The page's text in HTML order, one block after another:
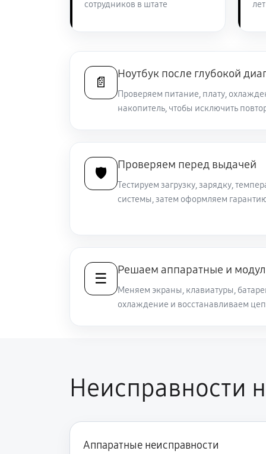
Замена южного моста ноутбука
Настройка Wi-Fi ноутбука Sony
Ремонт петель крышки
Установка драйверов ноутбука
Ремонт цепей питания
Замена видеокарты ноутбука Sony
Замена видеочипа ноутбука Sony
Настройка BIOS ноутбука Sony
сотрудников в штате
📄
Ноутбук после глубокой
Проверяем питание, плату,
накопитель, чтобы исключить
🛡️
Проверяем перед выдачей
Тестируем загрузку, зарядку,
системы, затем оформляем
☰
Решаем аппаратные и
Меняем экраны, клавиатуры,
охлаждение и восстанавливаем
Неисправности
Аппаратные неисправности